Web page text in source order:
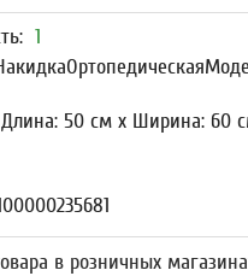
1
Длина: 50 см x Ширина: 60
в розничных